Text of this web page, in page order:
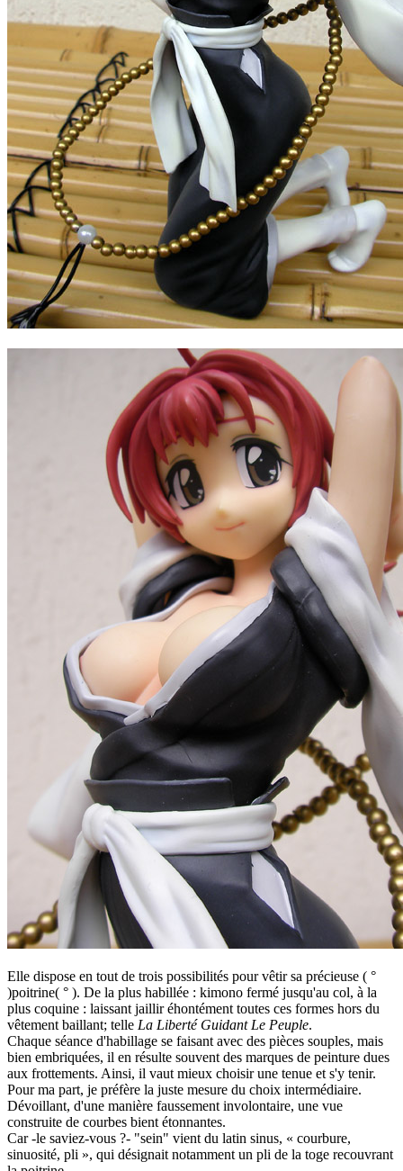
Elle dispose en tout de trois possibilités pour vêtir sa précieuse ( °
)poitrine( ° ). De la plus habillée : kimono fermé jusqu'au col, à la
plus coquine : laissant jaillir éhontément toutes ces formes hors du
vêtement baillant; telle La Liberté Guidant Le Peuple.
Chaque séance d'habillage se faisant avec des pièces souples, mais
bien embriquées, il en résulte souvent des marques de peinture dues
aux frottements. Ainsi, il vaut mieux choisir une tenue et s'y tenir.
Pour ma part, je préfère la juste mesure du choix intermédiaire.
Dévoillant, d'une manière faussement involontaire, une vue
construite de courbes bient étonnantes.
Car -le saviez-vous ?- "sein" vient du latin sinus, « courbure,
sinuosité, pli », qui désignait notamment un pli de la toge recouvrant